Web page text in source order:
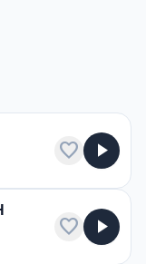
favorite play_arrow
favorite play_arrow